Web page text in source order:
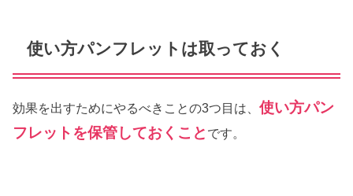
使い方パンフレットは取っておく
効果を出すためにやるべきことの3つ目は、使い方パン
フレットを保管しておくこと です。